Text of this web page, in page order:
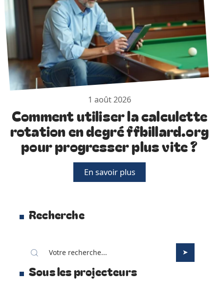
1 août 2026
Comment utiliser la calculette
rotation en degré ffbillard.org
pour progresser plus vite ?
En savoir plus
Recherche
Sous les projecteurs